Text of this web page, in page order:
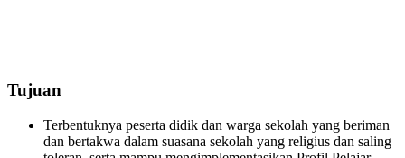
Tujuan
Terbentuknya peserta didik dan warga sekolah yang beriman
dan bertakwa dalam suasana sekolah yang religius dan saling